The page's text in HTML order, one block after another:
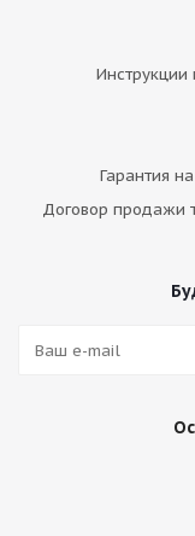
Инструкции
Гарантия
Договор продажи